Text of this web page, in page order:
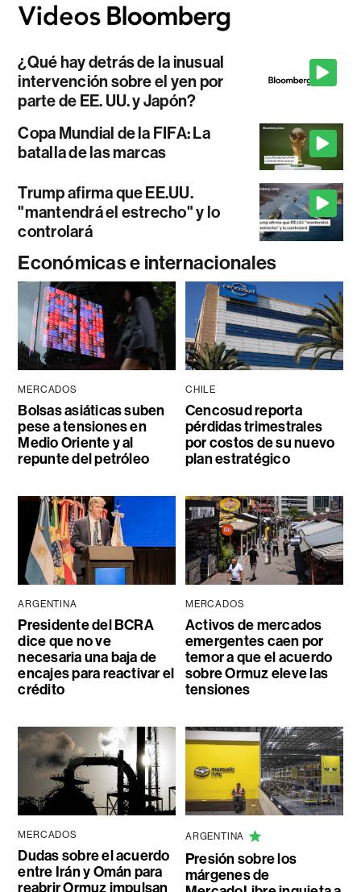
¿Qué hay detrás de la inusual
intervención sobre el yen por
parte de EE. UU. y Japón?
Copa Mundial de la FIFA: La
batalla de las marcas
Trump afirma que EE.UU.
"mantendrá el estrecho" y lo
controlará
Económicas e internacionales
MERCADOS
Bolsas asiáticas suben
pese a tensiones en
Medio Oriente y al
repunte del petróleo
CHILE
Cencosud reporta
pérdidas trimestrales
por costos de su nuevo
plan estratégico
ARGENTINA
Presidente del BCRA
dice que no ve
necesaria una baja de
encajes para reactivar el
crédito
MERCADOS
Activos de mercados
emergentes caen por
temor a que el acuerdo
sobre Ormuz eleve las
tensiones
MERCADOS
Dudas sobre el acuerdo
entre Irán y Omán para
reabrir Ormuz impulsan
ARGENTINA
Presión sobre los
márgenes de